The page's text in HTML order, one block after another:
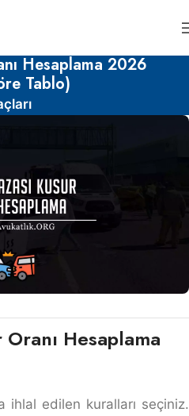
Hesaplama 2026
Tablo)
Hesaplama
ihlal edilen kuralları seçiniz.